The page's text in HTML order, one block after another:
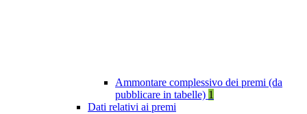
Ammontare complessivo dei premi (da
pubblicare in tabelle) 1
Dati relativi ai premi